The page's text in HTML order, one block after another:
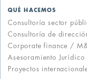
QUÉ HACEMOS
Consultoría sector
Consultoría de
Corporate finance /
Asesoramiento Jurídico
Proyectos